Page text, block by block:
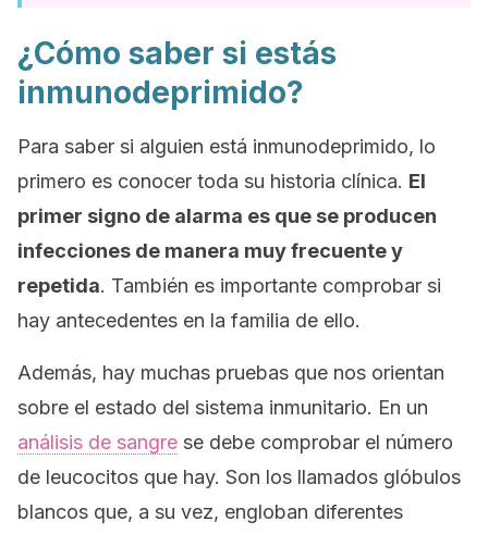
¿Cómo saber si estás
inmunodeprimido?
Para saber si alguien está inmunodeprimido, lo
primero es conocer toda su historia clínica. El
primer signo de alarma es que se producen
infecciones de manera muy frecuente y
repetida. También es importante comprobar si
hay antecedentes en la familia de ello.
Además, hay muchas pruebas que nos orientan
sobre el estado del sistema inmunitario. En un
análisis de sangre se debe comprobar el número
de leucocitos que hay. Son los llamados glóbulos
blancos que, a su vez, engloban diferentes